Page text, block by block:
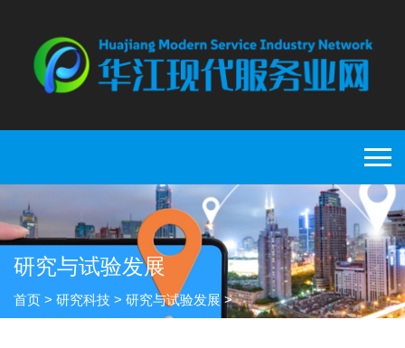
研究与试验发展
首页 > 研究科技 > 研究与试验发展 >